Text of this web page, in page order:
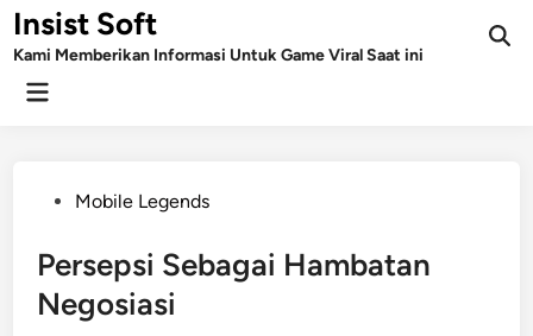
Skip
toInsist Soft
Kami Memberikan Informasi Untuk Game Viral Saat ini
Main
PostedMobile Legends
Persepsi Sebagai Hambatan
Negosiasi